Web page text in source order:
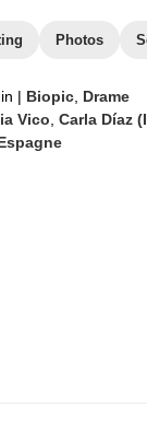
Photos
| Biopic Drame
Vico Carla Díaz